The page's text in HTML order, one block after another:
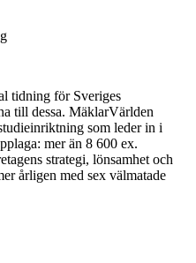
tidning för Sveriges
till dessa. MäklarVärlden
som leder in i
mer än 8 600 ex.
strategi, lönsamhet och
årligen med sex välmatade